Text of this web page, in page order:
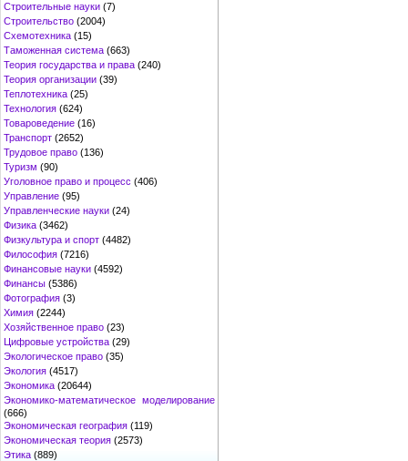
Строительные науки (7)
Строительство (2004)
Схемотехника (15)
Таможенная система (663)
Теория государства и права (240)
Теория организации (39)
Теплотехника (25)
Технология (624)
Товароведение (16)
Транспорт (2652)
Трудовое право (136)
Туризм (90)
Уголовное право и процесс (406)
Управление (95)
Управленческие науки (24)
Физика (3462)
Физкультура и спорт (4482)
Философия (7216)
Финансовые науки (4592)
Финансы (5386)
Фотография (3)
Химия (2244)
Хозяйственное право (23)
Цифровые устройства (29)
Экологическое право (35)
Экология (4517)
Экономика (20644)
Экономико-математическое моделирование
(666)
Экономическая география (119)
Экономическая теория (2573)
Этика (889)